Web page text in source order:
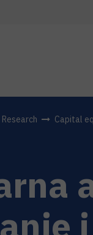
Research Capital